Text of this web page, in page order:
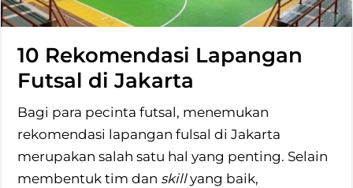
10 Rekomendasi Lapangan
Futsal di Jakarta
Bagi para pecinta futsal, menemukan
rekomendasi lapangan fulsal di Jakarta
merupakan salah satu hal yang penting. Selain
membentuk tim dan skillyang baik,